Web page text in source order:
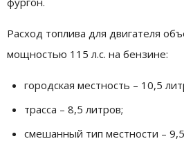
Расход топлива для двигателя
мощностью 115 л.с. на бензине:
городская местность – 10,5
трасса – 8,5 литров;
смешанный тип местности –